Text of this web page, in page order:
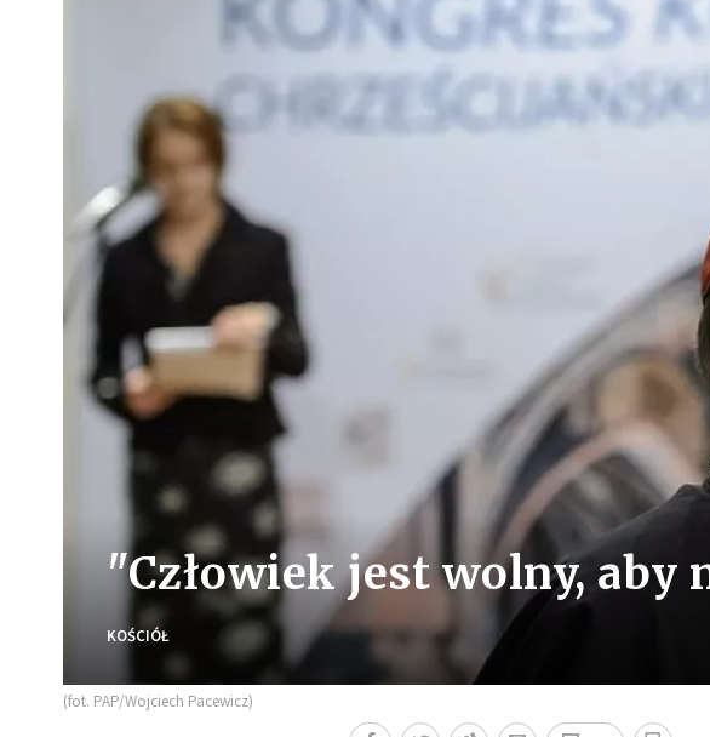
"Człowiek jest wolny, aby
KOŚCIÓŁ
(fot. PAP/Wojciech Pacewicz)